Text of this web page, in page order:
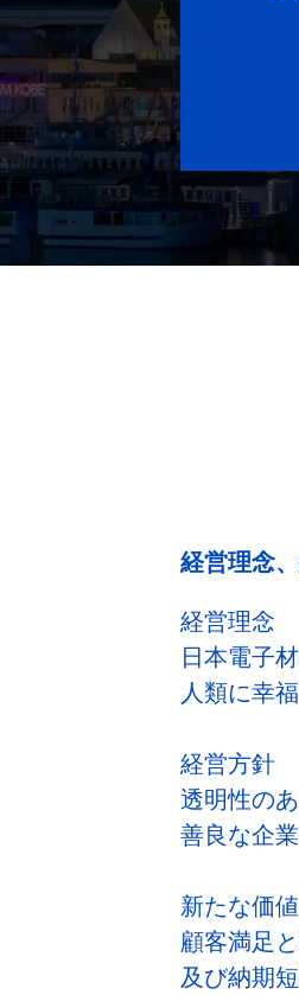
経営理念
経営理念
日本電子
人類に幸
経営方針
透明性の
善良な企
新たな価
顧客満足
及び納期